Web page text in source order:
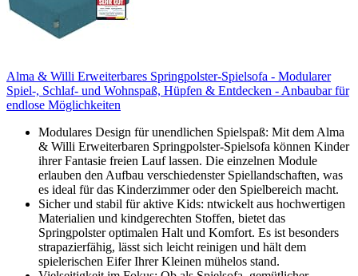
Alma & Willi Erweiterbares Springpolster-Spielsofa - Modularer
Spiel-, Schlaf- und Wohnspaß, Hüpfen & Entdecken - Anbaubar für
endlose Möglichkeiten
Modulares Design für unendlichen Spielspaß: Mit dem Alma
& Willi Erweiterbaren Springpolster-Spielsofa können Kinder
ihrer Fantasie freien Lauf lassen. Die einzelnen Module
erlauben den Aufbau verschiedenster Spiellandschaften, was
es ideal für das Kinderzimmer oder den Spielbereich macht.
Sicher und stabil für aktive Kids: ntwickelt aus hochwertigen
Materialien und kindgerechten Stoffen, bietet das
Springpolster optimalen Halt und Komfort. Es ist besonders
strapazierfähig, lässt sich leicht reinigen und hält dem
spielerischen Eifer Ihrer Kleinen mühelos stand.